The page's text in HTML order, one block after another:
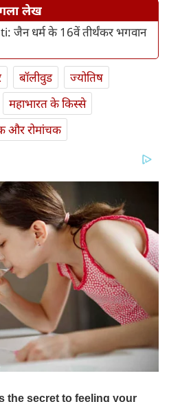
लेख
धर्म के 16वें तीर्थंकर भगवान
बॉलीवुड
ज्योतिष
महाभारत के किस्से
और रोमांचक